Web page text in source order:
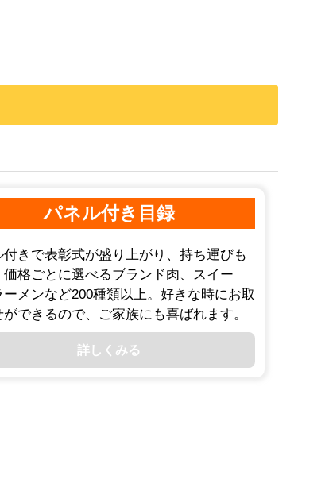
パネル付き目録
付きで表彰式が盛り上がり、持ち運びも
価格ごとに選べるブランド肉、スイー
ーメンなど200種類以上。好きな時にお取
ができるので、ご家族にも喜ばれます。
詳しくみる